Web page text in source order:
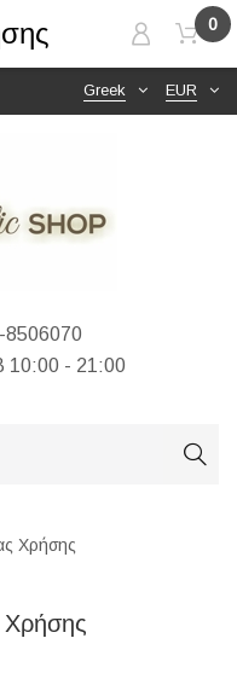
EUR
Greek
8506070
10:00 - 21:00
0
Χρήσης
Χρήσης